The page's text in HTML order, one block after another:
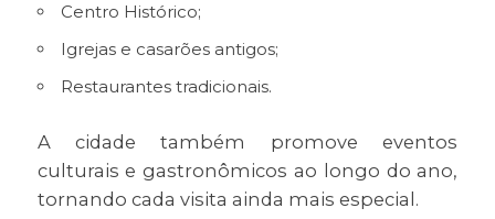
Centro Histórico;
Igrejas e casarões antigos;
Restaurantes tradicionais.
A cidade também promove eventos
culturais e gastronômicos ao longo do ano,
tornando cada visita ainda mais especial.